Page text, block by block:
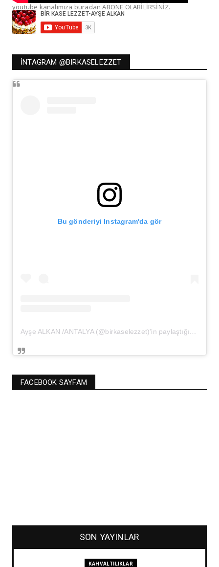
youtube kanalımıza buradan ABONE OLABİLİRSİNİZ.
İNTAGRAM @BIRKASELEZZET
Bu gönderiyi Instagram'da gör
Ayşe ALKAN /ANTALYA (@birkaselezzet)'in paylaştığı bir gönderi
FACEBOOK SAYFAM
SON YAYINLAR
KAHVALTILIKLAR